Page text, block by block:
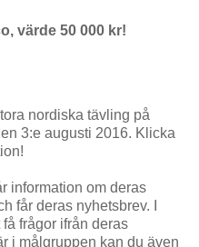
värde 50 000 kr!
nordiska tävling på
3:e augusti 2016. Klicka
information om deras
får deras nyhetsbrev. I
frågor ifrån deras
i målgruppen kan du även